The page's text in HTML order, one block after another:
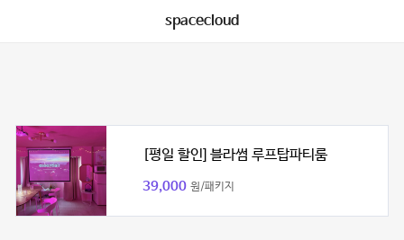
spacecloud
[평일 할인] 블라썸 루프탑파티룸
39,000 원/패키지